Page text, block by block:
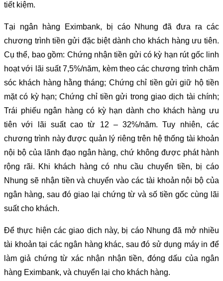
tiết kiệm.
Tại ngân hàng Eximbank, bị cáo Nhung đã đưa ra các
chương trình tiền gửi đặc biệt dành cho khách hàng ưu tiên.
Cụ thể, bao gồm: Chứng nhận tiền gửi có kỳ hạn rút gốc linh
hoạt với lãi suất 7,5%/năm, kèm theo các chương trình chăm
sóc khách hàng hằng tháng; Chứng chỉ tiền gửi giữ hộ tiền
mặt có kỳ hạn; Chứng chỉ tiền gửi trong giao dịch tài chính;
Trái phiếu ngân hàng có kỳ hạn dành cho khách hàng ưu
tiên với lãi suất cao từ 12 – 32%/năm. Tuy nhiên, các
chương trình này được quản lý riêng trên hệ thống tài khoản
nội bộ của lãnh đạo ngân hàng, chứ không được phát hành
rộng rãi. Khi khách hàng có nhu cầu chuyển tiền, bị cáo
Nhung sẽ nhận tiền và chuyển vào các tài khoản nội bộ của
ngân hàng, sau đó giao lại chứng từ và số tiền gốc cùng lãi
suất cho khách.
Để thực hiện các giao dịch này, bị cáo Nhung đã mở nhiều
tài khoản tại các ngân hàng khác, sau đó sử dụng máy in để
làm giả chứng từ xác nhận nhận tiền, đóng dấu của ngân
hàng Eximbank, và chuyển lại cho khách hàng.